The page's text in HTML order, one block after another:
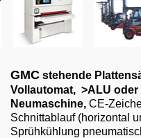
Wir über uns
Email
English
GMC stehende
Vollautomat, >ALU
Neumaschine, CE-
Schnittablauf (horizontal
Sprühkühlung